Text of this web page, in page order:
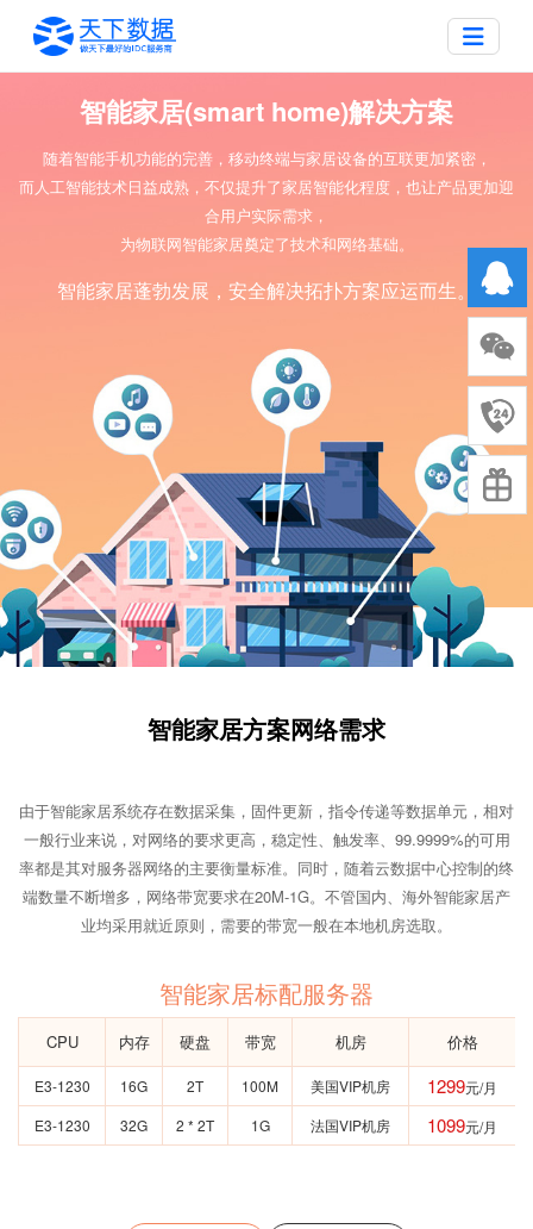
智能家居(smart home)解决方案
随着智能手机功能的完善，移动终端与家居设备的互联更加紧密，
而人工智能技术日益成熟，不仅提升了家居智能化程度，也让产品更加迎
合用户实际需求，
为物联网智能家居奠定了技术和网络基础。
智能家居蓬勃发展，安全解决拓扑方案应运而生。
智能家居方案网络需求
由于智能家居系统存在数据采集，固件更新，指令传递等数据单元，相对
一般行业来说，对网络的要求更高，稳定性、触发率、99.9999%的可用
率都是其对服务器网络的主要衡量标准。同时，随着云数据中心控制的终
端数量不断增多，网络带宽要求在20M-1G。不管国内、海外智能家居产
业均采用就近原则，需要的带宽一般在本地机房选取。
智能家居标配服务器
CPU 内存 硬盘 带宽 机房 价格
E3-1230 16G 2T 100M 美国VIP机房 1299元/月
E3-1230
32G 2 * 2T 1G 法国VIP机房 1099元/月